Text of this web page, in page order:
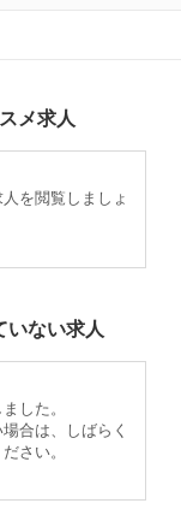
メ求人
を閲覧しましょ
いない求人
した。
合は、しばらく
さい。